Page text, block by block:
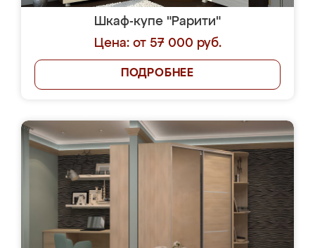
Шкаф-купе "Рарити"
Цена: от 57 000 руб.
ПОДРОБНЕЕ